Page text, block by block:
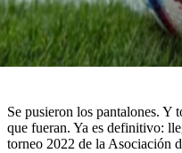
Se pusieron los pantalones. Y
que fueran. Ya es definitivo:
torneo 2022 de la Asociación